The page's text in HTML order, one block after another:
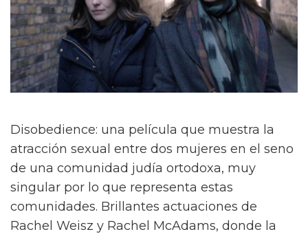
Disobedience: una película que muestra la
atracción sexual entre dos mujeres en el seno
de una comunidad judía ortodoxa, muy
singular por lo que representa estas
comunidades. Brillantes actuaciones de
Rachel Weisz y Rachel McAdams, donde la